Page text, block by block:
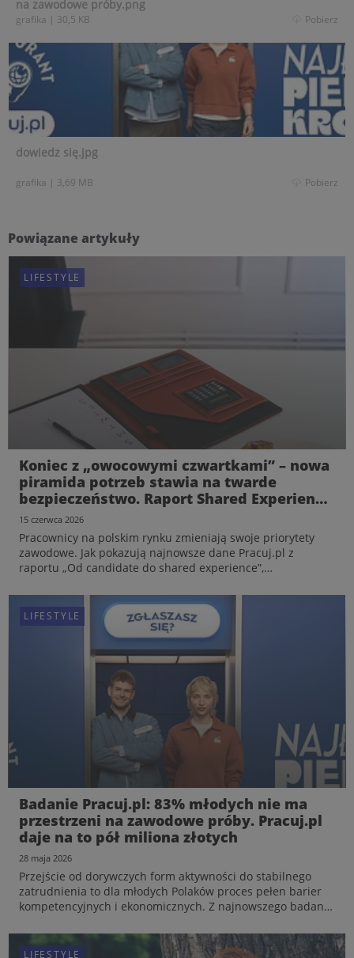
na zawodowe próby.png
grafika | 30,5 KB Pobierz
dowiedz się.jpg
grafika | 3,69 MB Pobierz
Powiązane artykuły
LIFESTYLE
Koniec z „owocowymi czwartkami” – nowa
piramida potrzeb stawia na twarde
bezpieczeństwo. Raport Shared Experience
od Pracuj.pl
15 czerwca 2026
Pracownicy na polskim rynku zmieniają swoje priorytety
zawodowe. Jak pokazują najnowsze dane Pracuj.pl z
raportu „Od candidate do shared experience”,
dobrego wizerunku ustępuje miejsca innym potrzebom:
stabilności, transpar...
LIFESTYLE
Koniec z „owocowymi czwartkami” – nowa
piramida potrzeb stawia na twarde
bezpieczeństwo. Raport Shared Experience
od Pracuj.pl
15 czerwca 2026
Pracownicy na polskim rynku zmieniają swoje priorytety
zawodowe. Jak pokazują najnowsze dane Pracuj.pl z
raportu „Od candidate do shared experience”,
dobrego wizerunku ustępuje miejsca innym potrzebom:
stabilności, transpar...
LIFESTYLE
Badanie Pracuj.pl: 83% młodych nie ma
przestrzeni na zawodowe próby. Pracuj.pl
daje na to pół miliona złotych
28 maja 2026
Przejście od dorywczych form aktywności do stabilnego
zatrudnienia to dla młodych Polaków proces pełen barier
kompetencyjnych i ekonomicznych. Z najnowszego badania
odczuwa brak przestrzeni na swobodne testowanie
zawodow...
LIFESTYLE
LIFESTYLE
LIFESTYLE